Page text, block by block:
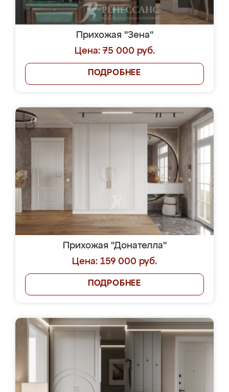
Прихожая "Зена"
Цена: 75 000 руб.
ПОДРОБНЕЕ
Прихожая "Донателла"
Цена: 159 000 руб.
ПОДРОБНЕЕ